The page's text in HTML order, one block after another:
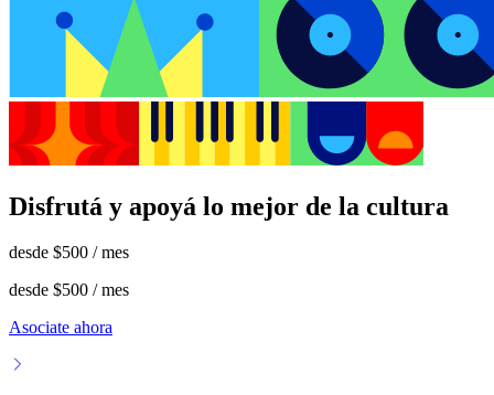
Disfrutá y apoyá lo mejor de la cultura
desde $500 / mes
desde $500 / mes
Asociate ahora